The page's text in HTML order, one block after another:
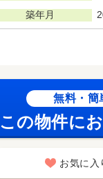
築年月
無料・簡
この物件に
お気に入